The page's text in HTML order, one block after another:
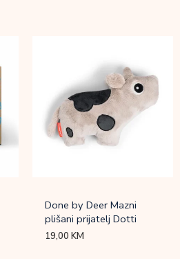
Done by Deer Mazni
plišani prijatelj Dotti
19,00KM